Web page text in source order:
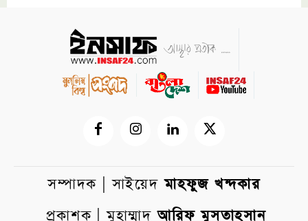
সম্পাদক | সাইয়েদমাহফুজ খন্দকার
প্রকাশক | মুহাম্মাদআরিফ মুসতাহসান